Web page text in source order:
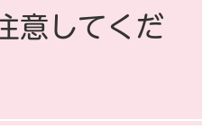
意してくだ